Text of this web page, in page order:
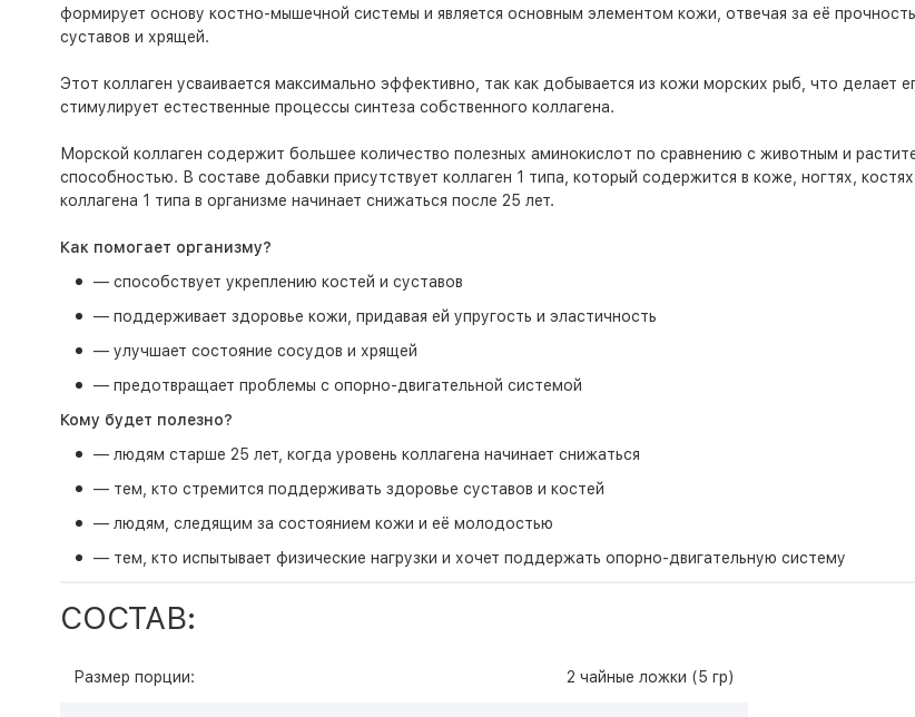
формирует основу костно-мышечной системы и является основным элементом кожи, отвечая за её
суставов и хрящей.
Этот коллаген усваивается максимально эффективно, так как добывается из кожи морских рыб, что делает
стимулирует естественные процессы синтеза собственного коллагена.
Морской коллаген содержит большее количество полезных аминокислот по сравнению с животным и
способностью. В составе добавки присутствует коллаген 1 типа, который содержится в коже, ногтях,
коллагена 1 типа в организме начинает снижаться после 25 лет.
Как помогает организму?
— способствует укреплению костей и суставов
— поддерживает здоровье кожи, придавая ей упругость и эластичность
— улучшает состояние сосудов и хрящей
— предотвращает проблемы с опорно-двигательной системой
Кому будет полезно?
— людям старше 25 лет, когда уровень коллагена начинает снижаться
— тем, кто стремится поддерживать здоровье суставов и костей
— людям, следящим за состоянием кожи и её молодостью
— тем, кто испытывает физические нагрузки и хочет поддержать опорно-двигательную систему
СОСТАВ:
Размер порции: 2 чайные ложки (5 гр)